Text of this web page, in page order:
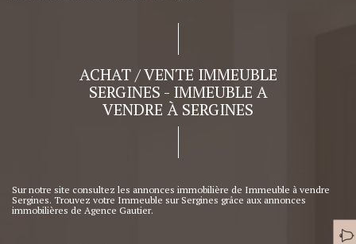
ACHAT / VENTE IMMEUBLE
SERGINES - IMMEUBLE A
VENDRE À SERGINES
Sur notre site consultez les annonces immobilière de Immeuble à vendre
Sergines. Trouvez votre Immeuble sur Sergines grâce aux annonces
immobilières de Agence Gautier.